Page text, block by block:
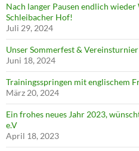
Nach langer Pausen endlich
Schleibacher Hof!
Juli 29, 2024
Unser Sommerfest &
Juni 18, 2024
Trainingsspringen mit englischem
März 20, 2024
Ein frohes neues Jahr 2023,
e.V
April 18, 2023